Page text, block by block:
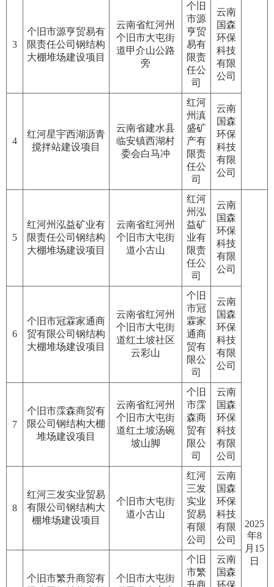
3
个旧市源亨贸易有
限责任公司钢结构
大棚堆场建设项目
云南省红河州
个旧市大屯街
道甲介山公路
旁
个旧
市源
亨贸
易有
限责
任公
司
云南
国森
环保
科技
有限
公司
4
红河星宇西湖沥青
搅拌站建设项目
云南省建水县
临安镇西湖村
委会白马冲
红河
州滇
盛矿
产有
限责
任公
司
云南
国森
环保
科技
有限
公司
5
红河州泓益矿业有
限责任公司钢结构
大棚堆场建设项目
云南省红河州
个旧市大屯街
道小古山
红河
州泓
益矿
业有
限责
任公
司
云南
国森
环保
科技
有限
公司
2025
年8
月15
日
6
个旧市冠霖家通商
贸有限公司钢结构
大棚堆场建设项目
云南省红河州
个旧市大屯街
道红土坡社区
云彩山
个旧
市冠
霖家
通商
贸有
限公
司
云南
国森
环保
科技
有限
公司
7
个旧市霂森商贸有
限公司钢结构大棚
堆场建设项目
云南省红河州
个旧市大屯街
道红土坡汤碗
坡山脚
个旧
市霂
森商
贸有
限公
司
云南
国森
环保
科技
有限
公司
8
红河三发实业贸易
有限公司钢结构大
棚堆场建设项目
个旧市大屯街
道小古山
红河
三发
实业
贸易
有限
公司
云南
国森
环保
科技
有限
公司
个旧市繁升商贸有
个旧市大屯街
个旧
市繁
云南
国森